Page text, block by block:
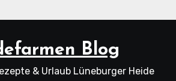
Blog
& Urlaub Lüneburger Heide